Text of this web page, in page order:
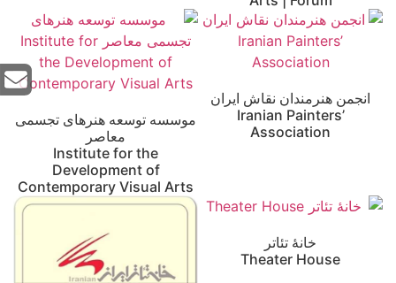
انجمن هنرمندان نقاش ایران
Iranian Painters’
Association
موسسه توسعه هنرهای تجسمی
معاصر
Institute for the
Development of
Contemporary Visual Arts
خانهٔ تئاتر
Theater House